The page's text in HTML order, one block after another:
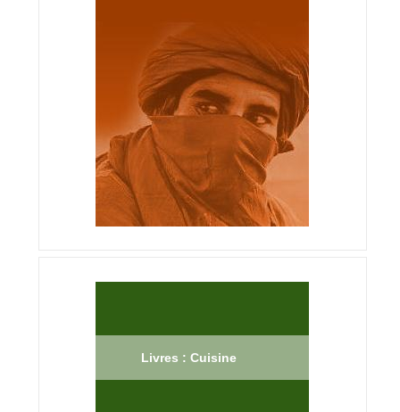
Livres : Cuisine